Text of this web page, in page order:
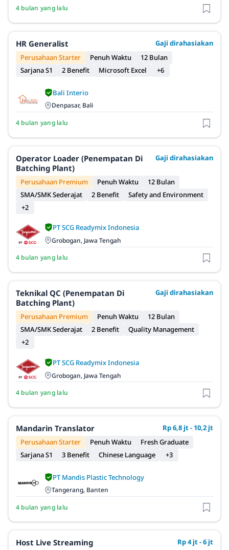
4 bulan yang lalu
HR Generalist
Gaji dirahasiakan
Perusahaan Starter
Penuh Waktu
12 Bulan
Sarjana S1
2 Benefit Microsoft Excel +6
Bali Interio
Denpasar, Bali
4 bulan yang lalu
Operator Loader (Penempatan Di
Batching Plant)
Gaji dirahasiakan
Perusahaan Premium Penuh Waktu
12 Bulan
SMA/SMK Sederajat
2 Benefit
Safety and Environment
+2
PT SCG Readymix Indonesia
Grobogan, Jawa Tengah
4 bulan yang lalu
Teknikal QC (Penempatan Di
Batching Plant)
Gaji dirahasiakan
Perusahaan Premium Penuh Waktu
12 Bulan
SMA/SMK Sederajat
2 Benefit
Quality Management
+2
PT SCG Readymix Indonesia
Grobogan, Jawa Tengah
4 bulan yang lalu
Mandarin Translator
Rp 6,8 jt - 10,2 jt
Perusahaan Starter
Penuh Waktu
Fresh Graduate
Sarjana S1
3 Benefit Chinese Language +3
PT Mandis Plastic Technology
Tangerang, Banten
4 bulan yang lalu
Host Live Streaming Rp 4 jt - 6 jt